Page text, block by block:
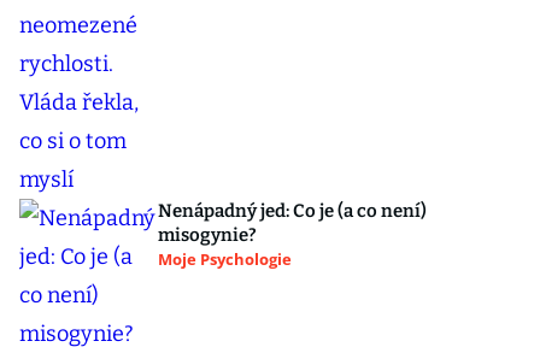
Nenápadný jed: Co je (a co není)
misogynie?
Moje Psychologie